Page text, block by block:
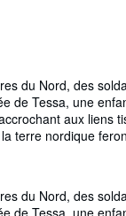
du Nord, des
de Tessa, une
aux liens
terre nordique
du Nord, des
de Tessa, une